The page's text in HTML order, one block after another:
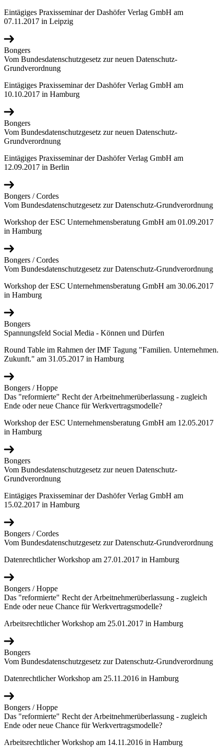
Eintägiges Praxisseminar der Dashöfer Verlag GmbH am
07.11.2017 in Leipzig
Bongers
Vom Bundesdatenschutzgesetz zur neuen Datenschutz-
Grundverordnung
Eintägiges Praxisseminar der Dashöfer Verlag GmbH am
10.10.2017 in Hamburg
Bongers
Vom Bundesdatenschutzgesetz zur neuen Datenschutz-
Grundverordnung
Eintägiges Praxisseminar der Dashöfer Verlag GmbH am
12.09.2017 in Berlin
Bongers / Cordes
Vom Bundesdatenschutzgesetz zur Datenschutz-Grundverordnung
Workshop der ESC Unternehmensberatung GmbH am 01.09.2017
in Hamburg
Bongers / Cordes
Vom Bundesdatenschutzgesetz zur Datenschutz-Grundverordnung
Workshop der ESC Unternehmensberatung GmbH am 30.06.2017
in Hamburg
Bongers
Spannungsfeld Social Media - Können und Dürfen
Round Table im Rahmen der IMF Tagung "Familien. Unternehmen.
Zukunft." am 31.05.2017 in Hamburg
Bongers / Hoppe
Das "reformierte" Recht der Arbeitnehmerüberlassung - zugleich
Ende oder neue Chance für Werkvertragsmodelle?
Workshop der ESC Unternehmensberatung GmbH am 12.05.2017
in Hamburg
Bongers
Vom Bundesdatenschutzgesetz zur neuen Datenschutz-
Grundverordnung
Eintägiges Praxisseminar der Dashöfer Verlag GmbH am
15.02.2017 in Hamburg
Bongers / Cordes
Vom Bundesdatenschutzgesetz zur Datenschutz-Grundverordnung
Datenrechtlicher Workshop am 27.01.2017 in Hamburg
Bongers / Hoppe
Das "reformierte" Recht der Arbeitnehmerüberlassung - zugleich
Ende oder neue Chance für Werkvertragsmodelle?
Arbeitsrechtlicher Workshop am 25.01.2017 in Hamburg
Bongers
Vom Bundesdatenschutzgesetz zur Datenschutz-Grundverordnung
Datenrechtlicher Workshop am 25.11.2016 in Hamburg
Bongers / Hoppe
Das "reformierte" Recht der Arbeitnehmerüberlassung - zugleich
Ende oder neue Chance für Werkvertragsmodelle?
Arbeitsrechtlicher Workshop am 14.11.2016 in Hamburg